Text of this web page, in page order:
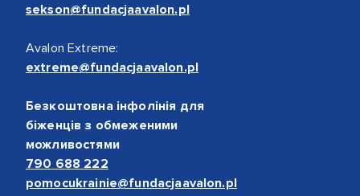
sekson@fundacjaavalon.pl
Avalon Extreme:
extreme@fundacjaavalon.pl
Безкоштовна інфолінія для
біженців з обмеженими
можливостями
790 688 222
pomocukrainie@fundacjaavalon.pl